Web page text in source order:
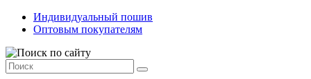
Индивидуальный пошив
Оптовым покупателям